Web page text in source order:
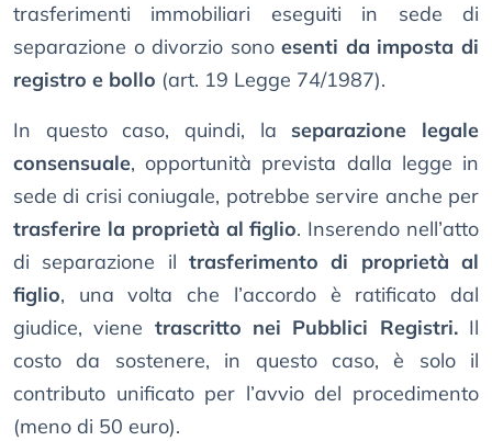
trasferimenti immobiliari eseguiti in sede di
separazione o divorzio sonoesenti da imposta di
registro e bollo (art. 19 Legge 74/1987).
In questo caso, quindi, la separazione legale
consensuale, opportunità prevista dalla legge in
sede di crisi coniugale, potrebbe servire anche per
trasferire la proprietà al figlio. Inserendo nell’atto
di separazione il trasferimento di proprietà al
figlio, una volta che l’accordo è ratificato dal
giudice, viene trascritto nei Pubblici Registri.Il
costo da sostenere, in questo caso, è solo il
contributo unificato per l’avvio del procedimento
(meno di 50 euro).